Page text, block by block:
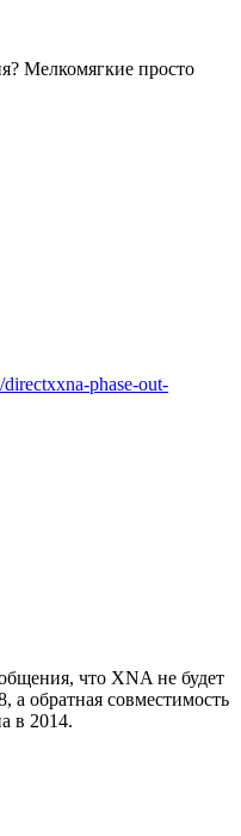
Мелкомягкие просто
phase-out-
что XNA не будет
а обратная совместимость
в 2014.